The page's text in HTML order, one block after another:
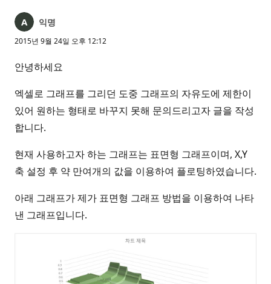
익명
2015년 9월 24일 오후 12:12
안녕하세요
엑셀로 그래프를 그리던 도중 그래프의 자유도에 제한이
있어 원하는 형태로 바꾸지 못해 문의드리고자 글을 작성
합니다.
현재 사용하고자 하는 그래프는 표면형 그래프이며, X,Y
축 설정 후 약 만여개의 값을 이용하여 플로팅하였습니다.
아래 그래프가 제가 표면형 그래프 방법을 이용하여 나타
낸 그래프입니다.